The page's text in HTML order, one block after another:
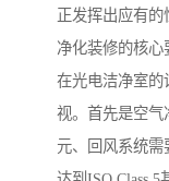
正发挥出应有的
净化装修的核心
在光电洁净室的
视。首先是空气
元、回风系统需